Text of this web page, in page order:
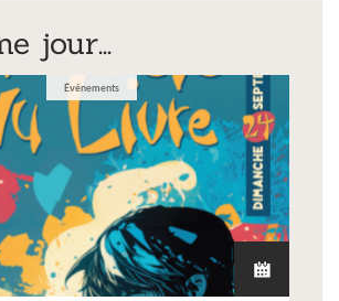
jour...
Événements